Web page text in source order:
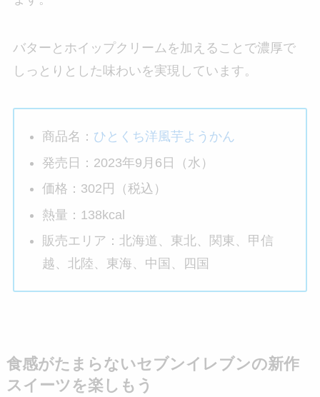
バターとホイップクリームを加えることで濃厚で
しっとりとした味わいを実現しています。
商品名： ひとくち洋風芋ようかん
発売日：2023年9月6日（水）
価格：302円（税込）
熱量：138kcal
販売エリア：北海道、東北、関東、甲信
越、北陸、東海、中国、四国
食感がたまらないセブンイレブンの新作
スイーツを楽しもう